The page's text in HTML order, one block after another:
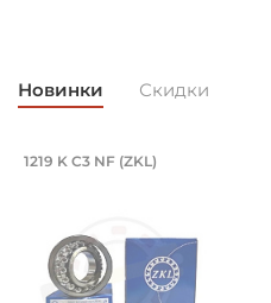
Новинки Скидки
Подшипник
Подшипник 95х170х32
1219 K C3 NF (ZKL)